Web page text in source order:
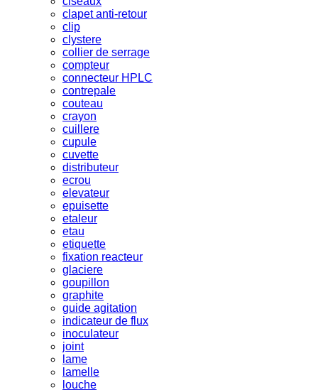
clapet anti-retour
clip
clystere
collier de serrage
compteur
connecteur HPLC
contrepale
couteau
crayon
cuillere
cupule
cuvette
distributeur
ecrou
elevateur
epuisette
etaleur
etau
etiquette
fixation reacteur
glaciere
goupillon
graphite
guide agitation
indicateur de flux
inoculateur
joint
lame
lamelle
louche